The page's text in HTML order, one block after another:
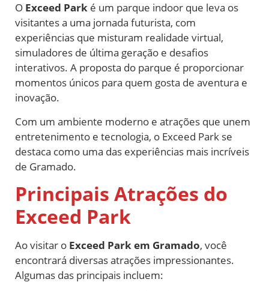
O Exceed Park é um parque indoor que leva os
visitantes a uma jornada futurista, com
experiências que misturam realidade virtual,
simuladores de última geração e desafios
interativos. A proposta do parque é proporcionar
momentos únicos para quem gosta de aventura e
inovação.
Com um ambiente moderno e atrações que unem
entretenimento e tecnologia, o Exceed Park se
destaca como uma das experiências mais incríveis
de Gramado.
Principais Atrações do
Exceed Park
Ao visitar o Exceed Park em Gramado, você
encontrará diversas atrações impressionantes.
Algumas das principais incluem: